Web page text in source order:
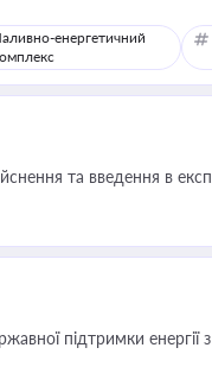
енергетичний
та введення в
підтримки енергії